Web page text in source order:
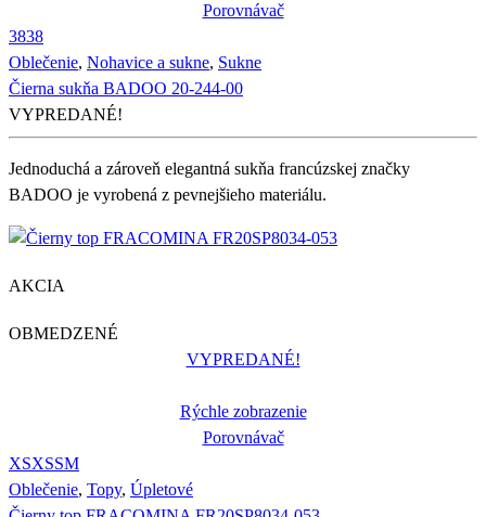
Porovnávač
3838
Oblečenie, Nohavice a sukne, Sukne
Čierna sukňa BADOO 20-244-00
VYPREDANÉ!
Jednoduchá a zároveň elegantná sukňa francúzskej značky
BADOO je vyrobená z pevnejšieho materiálu.
AKCIA
OBMEDZENÉ
VYPREDANÉ!
Rýchle zobrazenie
Porovnávač
XSXSSM
Oblečenie, Topy, Úpletové